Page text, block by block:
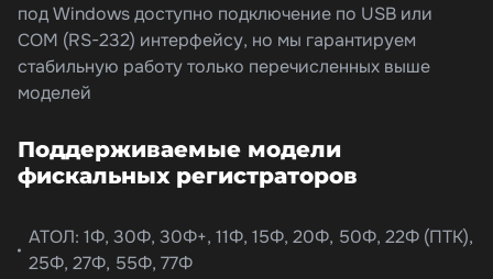
под Windows доступно подключение по USB или
COM (RS-232) интерфейсу, но мы гарантируем
стабильную работу только перечисленных выше
моделей
Поддерживаемые модели
фискальных регистраторов
АТОЛ: 1Ф, 30Ф, 30Ф+, 11Ф, 15Ф, 20Ф, 50Ф, 22Ф (ПТК),
25Ф, 27Ф, 55Ф, 77Ф